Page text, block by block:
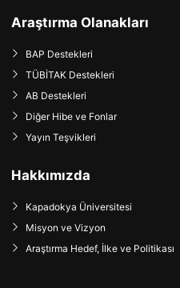
Araştırma Olanakları
BAP Destekleri
TÜBİTAK Destekleri
AB Destekleri
Diğer Hibe ve Fonlar
Yayın Teşvikleri
Hakkımızda
Kapadokya Üniversitesi
Misyon ve Vizyon
Araştırma Hedef, İlke ve Politikası